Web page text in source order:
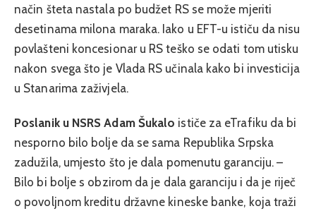
način šteta nastala po budžet RS se može mjeriti
desetinama milona maraka. Iako u EFT-u ističu da nisu
povlašteni koncesionar u RS teško se odati tom utisku
nakon svega što je Vlada RS učinala kako bi investicija
u Stanarima zaživjela.
Poslanik u NSRS Adam Šukalo ističe za eTrafiku da bi
nesporno bilo bolje da se sama Republika Srpska
zadužila, umjesto što je dala pomenutu garanciju. –
Bilo bi bolje s obzirom da je dala garanciju i da je riječ
o povoljnom kreditu državne kineske banke, koja traži